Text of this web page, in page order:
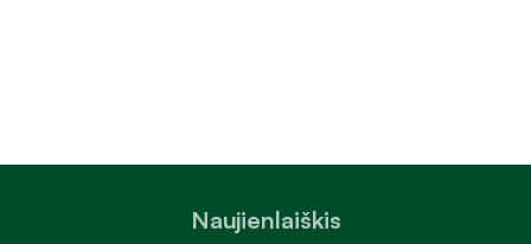
Naujienlaiškis